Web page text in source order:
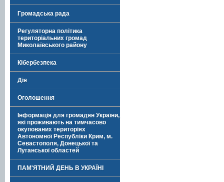
Громадська рада
Регуляторна політика
територіальних громад
Миколаївського району
Кібербезпека
Дія
Оголошення
Інформація для громадян України,
які проживають на тимчасово
окупованих територіях
Автономної Республіки Крим, м.
Севастополя, Донецької та
Луганської областей
ПАМ'ЯТНИЙ ДЕНЬ В УКРАЇНІ